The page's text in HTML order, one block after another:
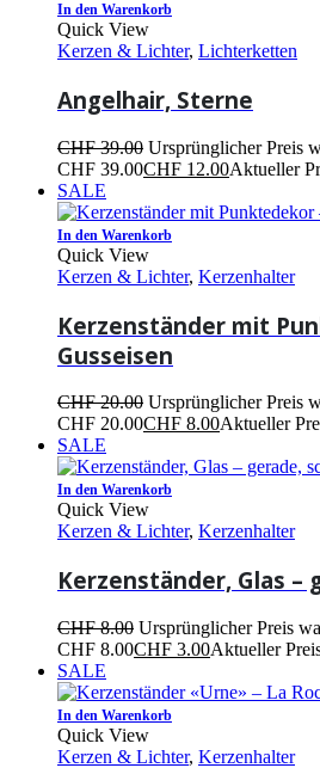
In den Warenkorb
Quick View
Kerzen & Lichter, Lichterketten
Angelhair, Sterne
CHF39.00 Ursprünglicher Preis
CHF 39.00CHF 12.00Aktueller
SALE
In den Warenkorb
Quick View
Kerzen & Lichter, Kerzenhalter
Kerzenständer mit
Gusseisen
CHF20.00 Ursprünglicher Preis
CHF 20.00CHF 8.00Aktueller
SALE
In den Warenkorb
Quick View
Kerzen & Lichter, Kerzenhalter
Kerzenständer, Glas –
CHF8.00 Ursprünglicher Preis
CHF 8.00CHF 3.00Aktueller
SALE
In den Warenkorb
Quick View
Kerzen & Lichter, Kerzenhalter